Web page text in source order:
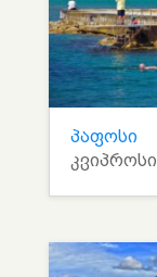
პაფოსი
კვიპროსი